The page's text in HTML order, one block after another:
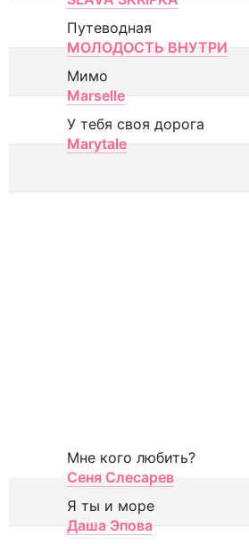
Путеводная
МОЛОДОСТЬ ВНУТРИ
Мимо
Marselle
У тебя своя дорога
Marytale
Мне кого любить?
Сеня Слесарев
Я ты и море
Даша Эпова